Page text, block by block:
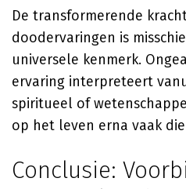
De transformerende
doodervaringen is
universele kenmerk.
ervaring interpreteert
spiritueel of
op het leven erna vaak
Conclusie: